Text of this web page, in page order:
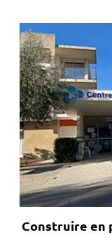
Construire en